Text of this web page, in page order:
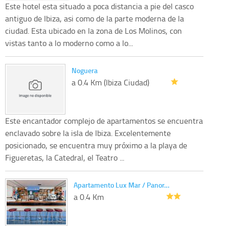
Este hotel esta situado a poca distancia a pie del casco
antiguo de Ibiza, asi como de la parte moderna de la
ciudad. Esta ubicado en la zona de Los Molinos, con
vistas tanto a lo moderno como a lo...
Noguera
a 0.4 Km (Ibiza Ciudad)
Este encantador complejo de apartamentos se encuentra
enclavado sobre la isla de Ibiza. Excelentemente
posicionado, se encuentra muy próximo a la playa de
Figueretas, la Catedral, el Teatro ...
Apartamento Lux Mar / Panor…
a 0.4 Km